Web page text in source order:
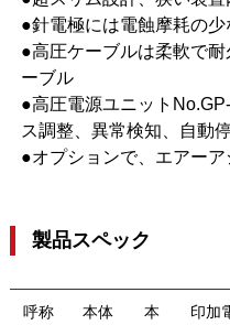
●針電極には電蝕摩耗の少
●高圧ケーブルは柔軟で
ーブル
●高圧電源ユニット
ス調整、異常検知、自動
●オプションで、エアーア
製品スペック
呼称
本体
本
印加